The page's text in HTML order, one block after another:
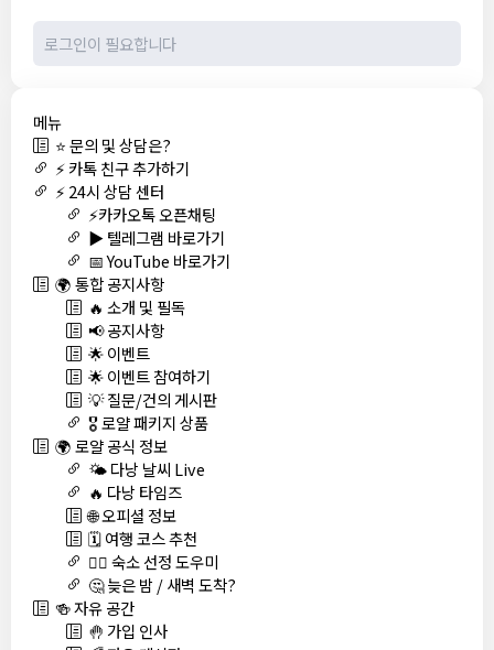
메뉴
⭐ 문의 및 상담은?
⚡ 카톡 친구 추가하기
⚡ 24시 상담 센터
⚡카카오톡 오픈채팅
▶️ 텔레그램 바로가기
📅 YouTube 바로가기
🌍 통합 공지사항
🔥 소개 및 필독
📢 공지사항
🌟 이벤트
🌟 이벤트 참여하기
💡 질문/건의 게시판
🎖️ 로얄 패키지 상품
🌍 로얄 공식 정보
🌤️ 다낭 날씨 Live
🔥 다낭 타임즈
🌐 오피셜 정보
🗓️ 여행 코스 추천
🏊‍♀️ 숙소 선정 도우미
🤔 늦은 밤 / 새벽 도착?
🍻 자유 공간
🤚 가입 인사